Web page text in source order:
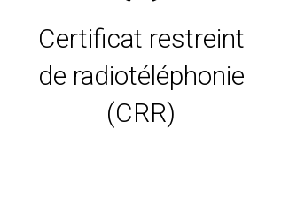
Certificat restreint
de radiotéléphonie
(CRR)